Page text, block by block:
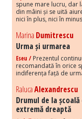
spune mare lucru, dar
din mâini și se uită
nici în plus, nici în
Marina Dumitrescu
Urma și urmarea
Eseu / Prezentul
recomandată în orice
indiferența față de
RalucaAlexandrescu
Drumul de la
extremă dreaptă